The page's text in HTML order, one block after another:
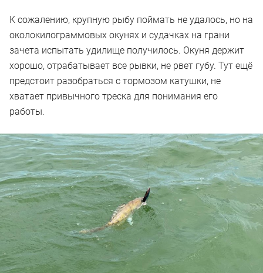
К сожалению, крупную рыбу поймать не удалось, но на
околокилограммовых окунях и судачках на грани
зачета испытать удилище получилось. Окуня держит
хорошо, отрабатывает все рывки, не рвет губу. Тут ещё
предстоит разобраться с тормозом катушки, не
хватает привычного треска для понимания его
работы.